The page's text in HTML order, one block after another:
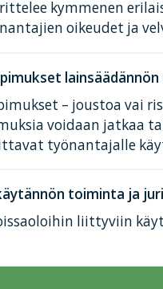
kymmenen
oikeudet ja
– joustoa vai
voidaan jatkaa
työnantajalle
toiminta ja
liittyviin